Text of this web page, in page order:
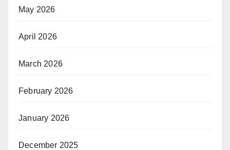
May 2026
April 2026
March 2026
February 2026
January 2026
December 2025